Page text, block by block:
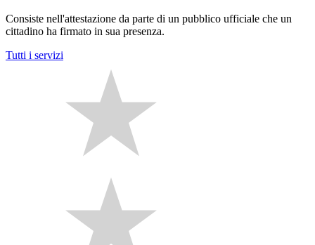
Consiste nell'attestazione da parte di un pubblico ufficiale che un
cittadino ha firmato in sua presenza.
Tutti i servizi